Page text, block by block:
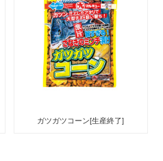
ガツガツコーン[生産終了]